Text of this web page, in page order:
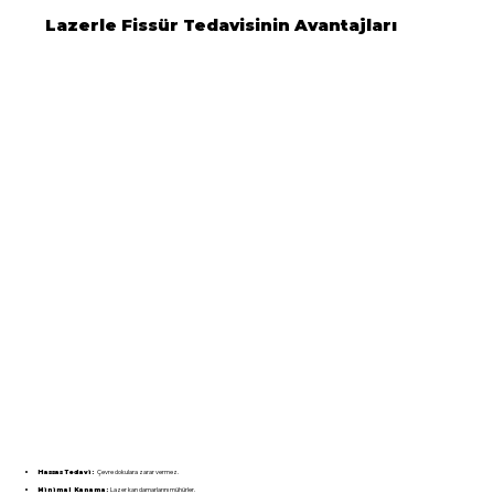
Lazerle Fissür Tedavisinin Avantajları
Hassas Tedavi:Çevre dokulara zarar vermez.
Minimal Kanama: Lazer kan damarlarını mühürler.